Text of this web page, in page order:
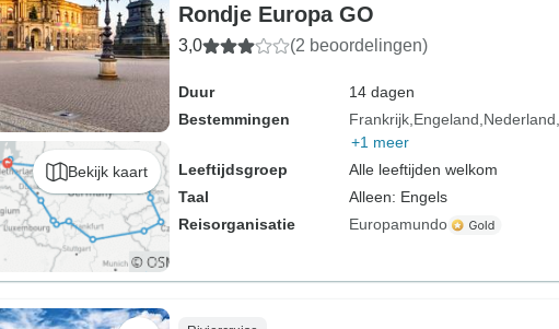
Bekijk kaart
Rondje Europa GO
3,0 (2 beoordelingen)
Duur
14 dagen
Bestemmingen
Frankrijk Engeland Nederland
+1 meer
Leeftijdsgroep
Alle leeftijden welkom
Taal
Alleen: Engels
Reisorganisatie
Europamundo